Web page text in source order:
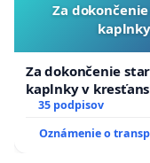
Za
Za dokončenie
kaplnky v
35 podpisov
Oznámenie o